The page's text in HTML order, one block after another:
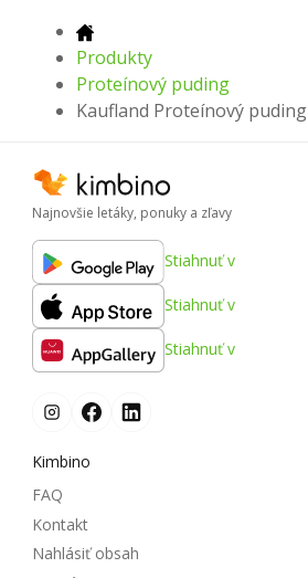
Produkty
Proteínový puding
Kaufland Proteínový puding
Najnovšie letáky, ponuky a zľavy
Stiahnuť v
Stiahnuť v
Stiahnuť v
Kimbino
FAQ
Kontakt
Nahlásiť obsah